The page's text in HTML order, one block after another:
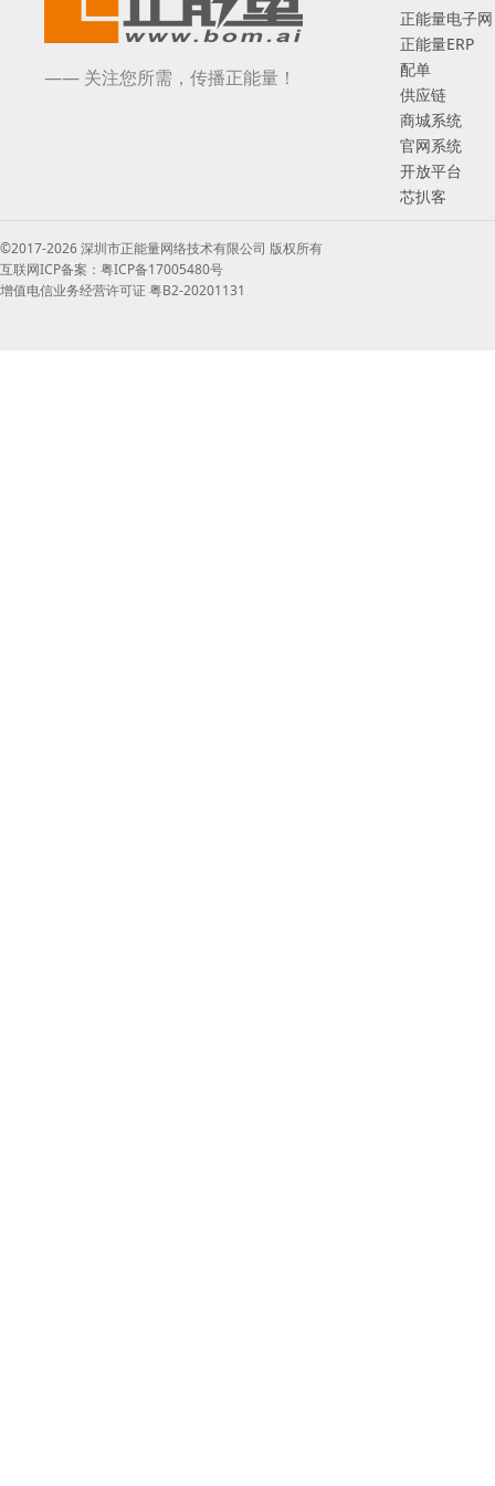
—— 关注您所需，传播正能量！
正能量电子网
正能量ERP
配单
供应链
商城系统
官网系统
开放平台
芯扒客
©2017-2026 深圳市正能量网络技术有限公司 版权所有
互联网ICP备案：粤ICP备17005480号
增值电信业务经营许可证 粤B2-20201131